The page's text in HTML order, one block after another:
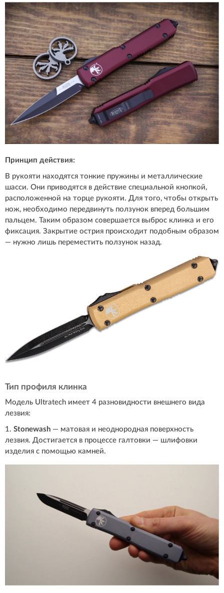
Принцип действия:
В рукояти находятся тонкие пружины и металлические
шасси. Они приводятся в действие специальной кнопкой,
расположенной на торце рукояти. Для того, чтобы открыть
нож, необходимо передвинуть ползунок вперед большим
пальцем. Таким образом совершается выброс клинка и его
фиксация. Закрытие острия происходит подобным образом
— нужно лишь переместить ползунок назад.
Тип профиля клинка
Модель Ultratech имеет 4 разновидности внешнего вида
лезвия:
1. Stonewash — матовая и неоднородная поверхность
лезвия. Достигается в процессе галтовки — шлифовки
изделия с помощью камней.